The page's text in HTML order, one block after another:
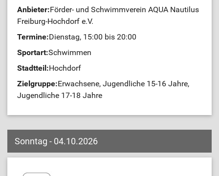
Anbieter:Förder- und Schwimmverein AQUA Nautilus
Freiburg-Hochdorf e.V.
Termine:Dienstag, 15:00 bis 20:00
Sportart:Schwimmen
Stadtteil:Hochdorf
Zielgruppe:Erwachsene, Jugendliche 15-16 Jahre,
Jugendliche 17-18 Jahre
Sonntag - 04.10.2026